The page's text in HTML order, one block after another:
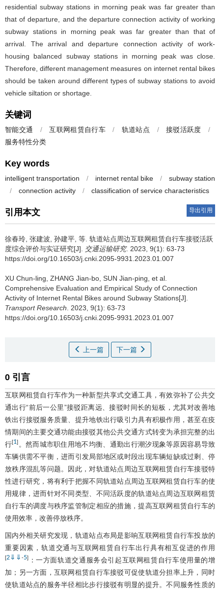
residential subway stations in morning peak was far greater than
that of departure, and the departure connection activity of working
subway stations in morning peak was far greater than that of
arrival. The arrival and departure connection activity of work-
housing balanced subway stations in morning peak was close.
Therefore, different management measures on internet rental bikes
should be taken around different types of subway stations to avoid
vehicle siltation or shortage.
关键词
智能交通 / 互联网租赁自行车 / 轨道站点 / 接驳活跃度
/
服务特性分类
Key words
intelligent transportation / internet rental bike /
subway station
/
connection activity / classification of service characteristics
引用本文 导出引用
徐春玲 张建波 孙建平 等 轨道站点周边互联网租赁自行车接驳活跃
度综合评价与实证研究[J]. 交通运输研究. 2023, 9(1): 63-73
https://doi.org/10.16503/j.cnki.2095-9931.2023.01.007
XU Chun-ling ZHANG Jian-bo SUN Jian-ping et al
Comprehensive Evaluation and Empirical Study of Connection
Activity of Internet Rental Bikes around Subway Stations[J].
Transport Research . 2023, 9(1): 63-73
https://doi.org/10.16503/j.cnki.2095-9931.2023.01.007
上一篇 下一篇
0 引言
互联网租赁自行车作为一种新型共享式交通工具，有效弥补了公共交
通出行“前后一公里”接驳距离远、接驳时间长的短板，尤其对改善地
铁出行接驳服务质量、提升地铁出行吸引力具有积极作用，甚至在疫
情期间的主要交通功能由接驳其他公共交通方式转变为承担完整的出
行[1] 。然而城市职住用地不均衡、通勤出行潮汐现象等原因容易导致
车辆供需不平衡，进而引发局部地区或时段出现车辆短缺或过剩、停
放秩序混乱等问题。因此，对轨道站点周边互联网租赁自行车接驳特
性进行研究，将有利于把握不同轨道站点周边互联网租赁自行车的使
用规律，进而针对不同类型、不同活跃度的轨道站点周边互联网租赁
自行车的调度与秩序监管制定相应的措施，提高互联网租赁自行车的
使用效率，改善停放秩序。
国内外相关研究发现，轨道站点布局是影响互联网租赁自行车投放的
重要因素，轨道交通与互联网租赁自行车出行具有相互促进的作用
[2 ⇓ ⇓ -5]
：一方面轨道交通服务会引起互联网租赁自行车使用量的增
加；另一方面，互联网租赁自行车接驳可促使轨道分担率上升，同时
使轨道站点的服务半径相比步行接驳有明显的提升。不同服务性质的